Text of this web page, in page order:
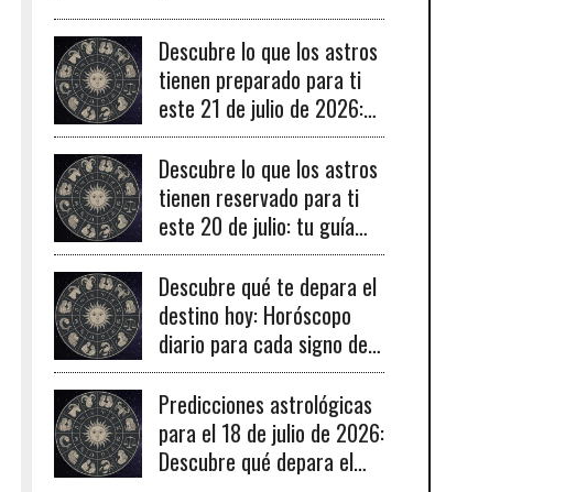
Descubre lo que los astros
tienen preparado para ti
este 21 de julio de 2026:
tu horóscopo diario
revelado.
Descubre lo que los astros
tienen reservado para ti
este 20 de julio: tu guía
diaria de horóscopo y
recomendaciones para un
día lleno de fortuna.
Descubre qué te depara el
destino hoy: Horóscopo
diario para cada signo del
19 de julio de 2026
Predicciones astrológicas
para el 18 de julio de 2026:
Descubre qué depara el